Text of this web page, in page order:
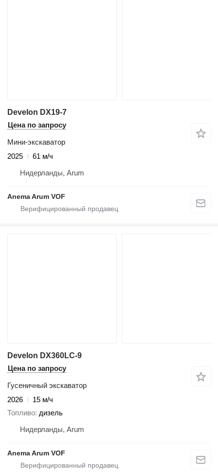
Develon DX19-7
Цена по запросу
Мини-экскаватор
2025
61 м/ч
Нидерланды, Arum
Anema Arum VOF
Develon DX360LC-9
Цена по запросу
Гусеничный экскаватор
2026
15 м/ч
Топливо дизель
Нидерланды, Arum
Anema Arum VOF